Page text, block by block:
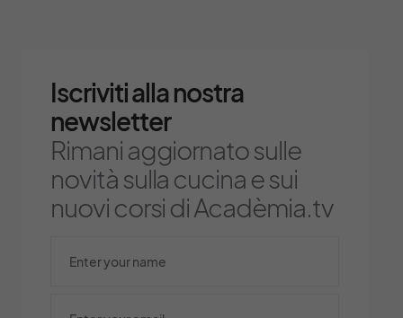
Iscriviti alla nostra
newsletter
Rimani aggiornato sulle
novità sulla cucina e sui
nuovi corsi di Acadèmia.tv